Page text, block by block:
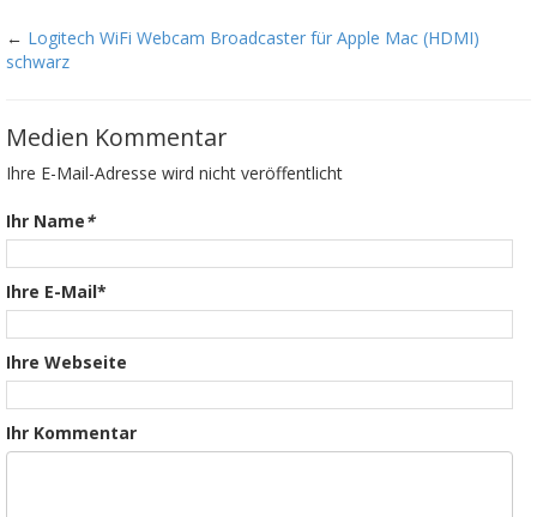
← Logitech WiFi Webcam Broadcaster für Apple Mac (HDMI)
schwarz
Medien Kommentar
Ihre E-Mail-Adresse wird nicht veröffentlicht
Ihr Name*
Ihre E-Mail*
Ihre Webseite
Ihr Kommentar